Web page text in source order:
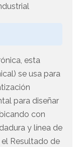
esta
se usa para
para diseñar
con
y línea de
Resultado de